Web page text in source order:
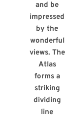
and be
impressed
by the
wonderful
views. The
Atlas
forms a
striking
dividing
line